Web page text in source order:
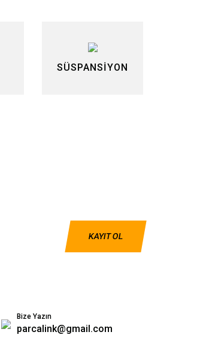
SÜSPANSİYON
KAYIT OL
Bize Yazın
parcalink@gmail.com